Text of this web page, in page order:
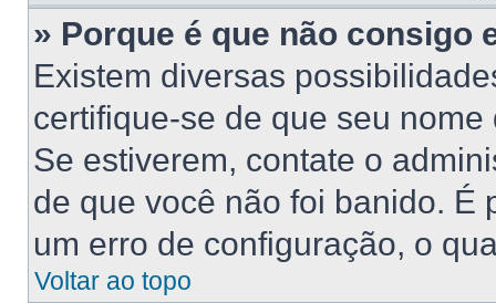
» Porque é que não consigo
Existem diversas
certifique-se de que seu
Se estiverem, contate o
de que você não foi banido. É
um erro de configuração, o
Voltar ao topo